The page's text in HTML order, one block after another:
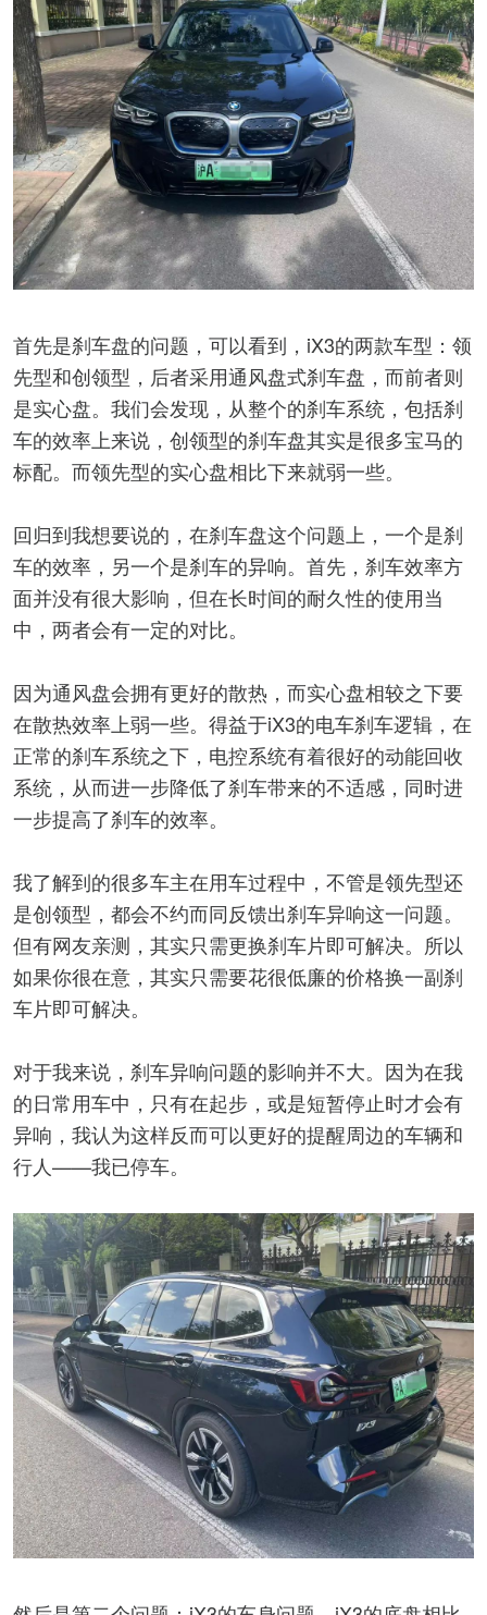
首先是刹车盘的问题，可以看到，iX3的两款车型：领
先型和创领型，后者采用通风盘式刹车盘，而前者则
是实心盘。我们会发现，从整个的刹车系统，包括刹
车的效率上来说，创领型的刹车盘其实是很多宝马的
标配。而领先型的实心盘相比下来就弱一些。
回归到我想要说的，在刹车盘这个问题上，一个是刹
车的效率，另一个是刹车的异响。首先，刹车效率方
面并没有很大影响，但在长时间的耐久性的使用当
中，两者会有一定的对比。
因为通风盘会拥有更好的散热，而实心盘相较之下要
在散热效率上弱一些。得益于iX3的电车刹车逻辑，在
正常的刹车系统之下，电控系统有着很好的动能回收
系统，从而进一步降低了刹车带来的不适感，同时进
一步提高了刹车的效率。
我了解到的很多车主在用车过程中，不管是领先型还
是创领型，都会不约而同反馈出刹车异响这一问题。
但有网友亲测，其实只需更换刹车片即可解决。所以
如果你很在意，其实只需要花很低廉的价格换一副刹
车片即可解决。
对于我来说，刹车异响问题的影响并不大。因为在我
的日常用车中，只有在起步，或是短暂停止时才会有
异响，我认为这样反而可以更好的提醒周边的车辆和
行人——我已停车。